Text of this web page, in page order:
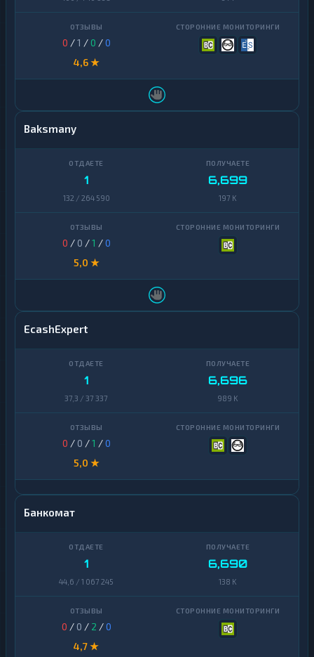
0 /1 /0 /0
4,6 ★
Baksmany
1
132 / 264 590
6,699
197 K
0 / 0 /1 /0
5,0 ★
EcashExpert
1
37,3 / 37 337
6,696
989 K
0 / 0 /1 /0
5,0 ★
Банкомат
1
44,6 / 1 067 245
6,690
138 K
0 / 0 / 2 /0
4,7 ★